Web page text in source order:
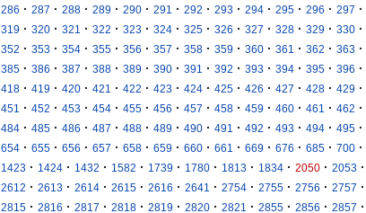
286 · 287 · 288 · 289 · 290 · 291 · 292 · 293 · 294 · 295 · 296 · 297 ·
319 · 320 · 321 · 322 · 323 · 324 · 325 · 326 · 327 · 328 · 329 · 330 ·
352 · 353 · 354 · 355 · 356 · 357 · 358 · 359 · 360 · 361 · 362 · 363 ·
385 · 386 · 387 · 388 · 389 · 390 · 391 · 392 · 393 · 394 · 395 · 396 ·
418 · 419 · 420 · 421 · 422 · 423 · 424 · 425 · 426 · 427 · 428 · 429 ·
451 · 452 · 453 · 454 · 455 · 456 · 457 · 458 · 459 · 460 · 461 · 462 ·
484 · 485 · 486 · 487 · 488 · 489 · 490 · 491 · 492 · 493 · 494 · 495 ·
654 · 655 · 656 · 657 · 658 · 659 · 660 · 661 · 669 · 676 · 685 · 700 ·
1423 · 1424 · 1432 · 1582 · 1739 · 1780 · 1813 · 1834 · 2050 · 2053 ·
2612 · 2613 · 2614 · 2615 · 2616 · 2641 · 2754 · 2755 · 2756 · 2757 ·
2815 · 2816 · 2817 · 2818 · 2819 · 2820 · 2821 · 2855 · 2856 · 2857 ·